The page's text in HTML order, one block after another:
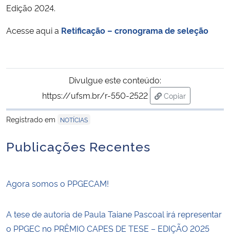
Ministério da Mulher, da Família e dos Direitos Humanos
Secretaria de Governo
Gabinete de Segurança Institucional
Edição 2024.
Acesse aqui a Retificação – cronograma de seleção
Divulgue este conteúdo:
https://ufsm.br/r-550-2522
Copiar
para área de
Registrado em
NOTÍCIAS
Publicações Recentes
Agora somos o PPGECAM!
A tese de autoria de Paula Taiane Pascoal irá representar
o PPGEC no PRÊMIO CAPES DE TESE – EDIÇÃO 2025